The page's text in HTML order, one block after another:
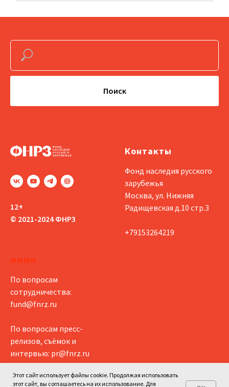
Этот сайт использует файлы cookie. Продолжая использовать
этот сайт, вы соглашаетесь на их использование. Для
Поиск
12+
© 2021-2024 ФНРЗ
Контакты
Фонд наследия русского
зарубежья
Москва, ул. Нижняя
Радищевская д.10 стр.3
+79153264219
мммм
По вопросам
сотрудничества:
fund@fnrz.ru
По вопросам пресс-
релизов, съёмок и
интервью: pr@fnrz.ru